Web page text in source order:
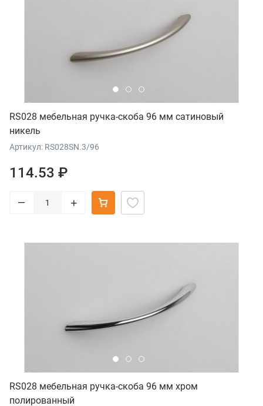
RS028 мебельная ручка-скоба 96 мм сатиновый
никель
Артикул: RS028SN.3/96
114.53 ₽
– +
RS028 мебельная ручка-скоба 96 мм хром
полированный